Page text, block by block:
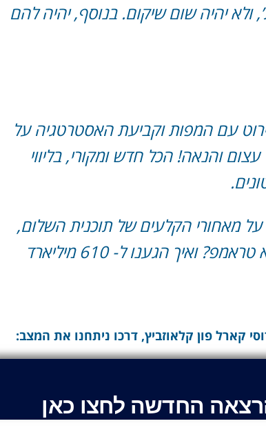
ולא יהיה שום שיקום. בנוסף, יהיה להם
עם המפות וקביעת האסטרטגיה על
והנאה! הכל חדש ומקורי, בליווי
מאחורי הקלעים של תוכנית השלום,
עוד תרגיל ישראלי מתוחכם עם הנשיא טראמפ? ואיך הגענו ל- 610 מיליארד
פון קלאוזביץ, דרכו ניתחנו את המצב:
החדשה לחצו כאן